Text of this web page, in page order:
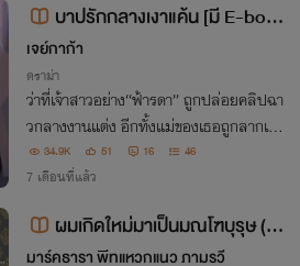
บาปรักกลางเงาแค้น [มี E-boo
k]
เจย์กาก้า
ดราม่า
ว่าที่เจ้าสาวอย่าง“ฟ้ารดา” ถูกปล่อยคลิปฉา
วกลางงานแต่ง อีกทั้งแม่ของเธอถูกลากเข้า
คุกต่อหน้าต่อตา…เพียงค่ำคืนเดียวครอบครั
วที่แสนสุขของเธอต้องพังทลายลง และคน
34.9K 51 16 46
7 เดือนที่แล้ว
ผมเกิดใหม่มาเป็นมณโฑบุรุษ (M
preg)
มาร์คธารา พีทแหวกแนว ภามรวี